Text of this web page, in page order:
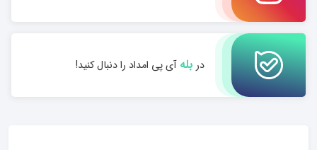
در بلهآی پی امداد را دنبال کنید!